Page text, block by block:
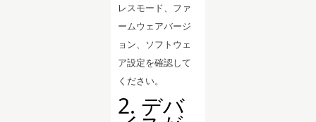
レスモード、ファ
ームウェアバージ
ョン、ソフトウェ
ア設定を確認して
ください。
2. デバ